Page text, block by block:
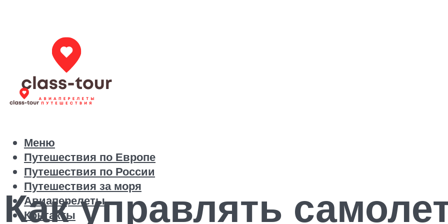
Путешествия по Европе
Путешествия по России
Путешествия за моря
Авиаперелеты
Контакты
Меню
Как управлять